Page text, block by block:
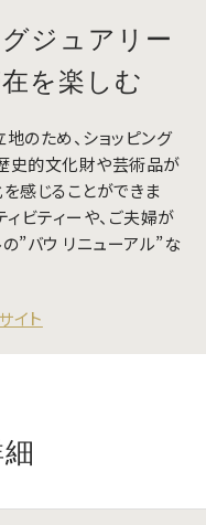
ジュアリー
を楽しむ
のため、ショッピング
史的文化財や芸術品が
感じることができま
ィビティーや、ご夫婦が
”バウ リニューアル”な
イト